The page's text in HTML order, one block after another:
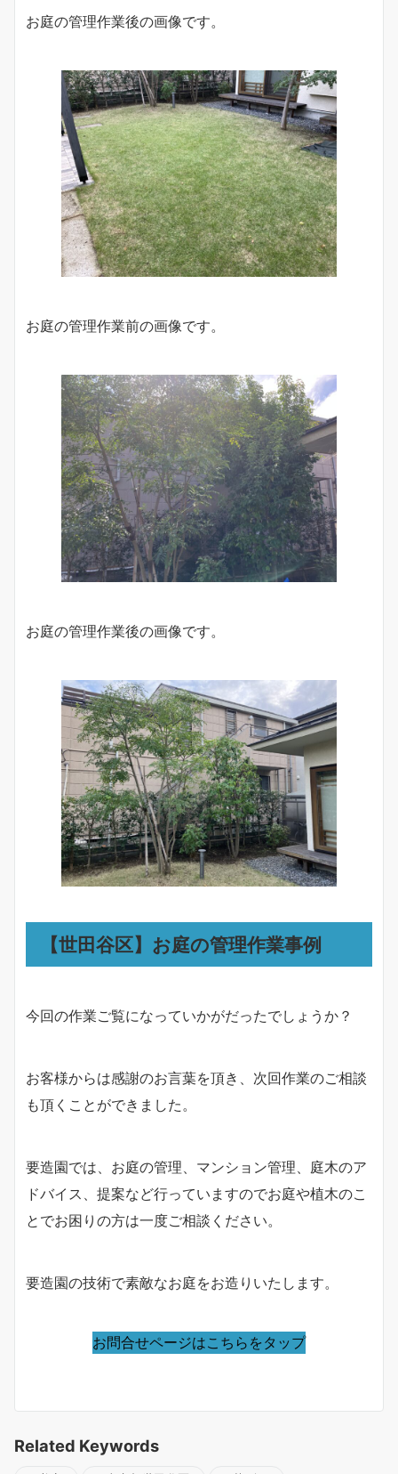
お庭の管理作業後の画像です。
お庭の管理作業前の画像です。
お庭の管理作業後の画像です。
【世田谷区】お庭の管理作業事例
今回の作業ご覧になっていかがだったでしょうか？
お客様からは感謝のお言葉を頂き、次回作業のご相談
も頂くことができました。
要造園では、お庭の管理、マンション管理、庭木のア
ドバイス、提案など行っていますのでお庭や植木のこ
とでお困りの方は一度ご相談ください。
要造園の技術で素敵なお庭をお造りいたします。
お問合せページはこちらをタップ
Related Keywords